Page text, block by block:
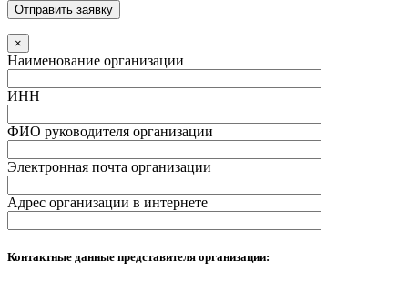
×
Наименование организации
ИНН
ФИО руководителя организации
Электронная почта организации
Адрес организации в интернете
Контактные данные представителя организации: